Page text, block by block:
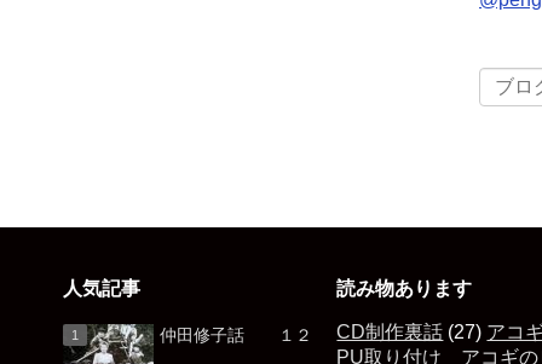
人気記事
仲田修子話 １２
読み物あります
CD制作裏話 (27) アコ
PU取り付け アコギの